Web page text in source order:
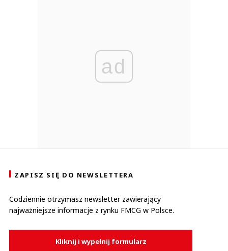
ad
ZAPISZ SIĘ DO NEWSLETTERA
Codziennie otrzymasz newsletter zawierający
najważniejsze informacje z rynku FMCG w Polsce.
Kliknij i wypełnij formularz